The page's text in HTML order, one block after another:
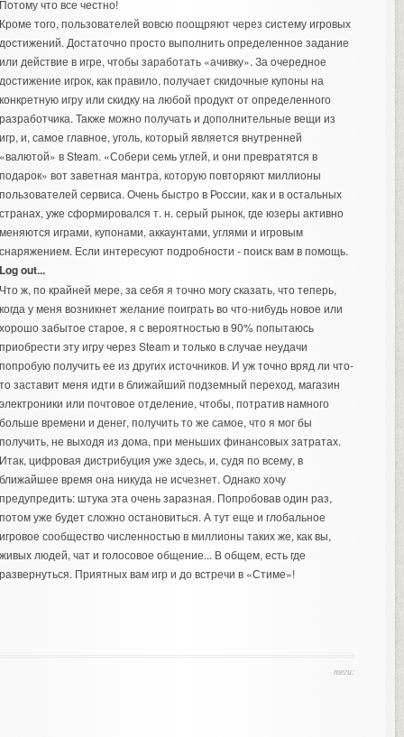
что все честно!
того, пользователей вовсю поощряют через систему игровых
Достаточно просто выполнить определенное задание
действие в игре, чтобы заработать «ачивку». За очередное
игрок, как правило, получает скидочные купоны на
игру или скидку на любой продукт от определенного
Также можно получать и дополнительные вещи из
и, самое главное, уголь, который является внутренней
в Steam. «Собери семь углей, и они превратятся в
вот заветная мантра, которую повторяют миллионы
сервиса. Очень быстро в России, как и в остальных
уже сформировался т. н. серый рынок, где юзеры активно
играми, купонами, аккаунтами, углями и игровым
Если интересуют подробности - поиск вам в помощь.
out...
ж, по крайней мере, за себя я точно могу сказать, что теперь,
у меня возникнет желание поиграть во что-нибудь новое или
забытое старое, я с вероятностью в 90% попытаюсь
эту игру через Steam и только в случае неудачи
получить ее из других источников. И уж точно вряд ли что-
заставит меня идти в ближайший подземный переход, магазин
или почтовое отделение, чтобы, потратив намного
времени и денег, получить то же самое, что я мог бы
не выходя из дома, при меньших финансовых затратах.
цифровая дистрибуция уже здесь, и, судя по всему, в
время она никуда не исчезнет. Однако хочу
штука эта очень заразная. Попробовав один раз,
уже будет сложно остановиться. А тут еще и глобальное
сообщество численностью в миллионы таких же, как вы,
людей, чат и голосовое общение... В общем, есть где
Приятных вам игр и до встречи в «Стиме»!
теги: